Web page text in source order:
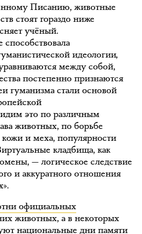
Писанию, животные
стоят гораздо ниже
учёный.
идеологии,
между собой,
постепенно признаются
гуманизма стали основой
это по различным
животных, по борьбе
и меха, популярности
кладбища, как
— логическое следствие
и аккуратного отношения
официальных
животных, а в некоторых
национальные дни памяти